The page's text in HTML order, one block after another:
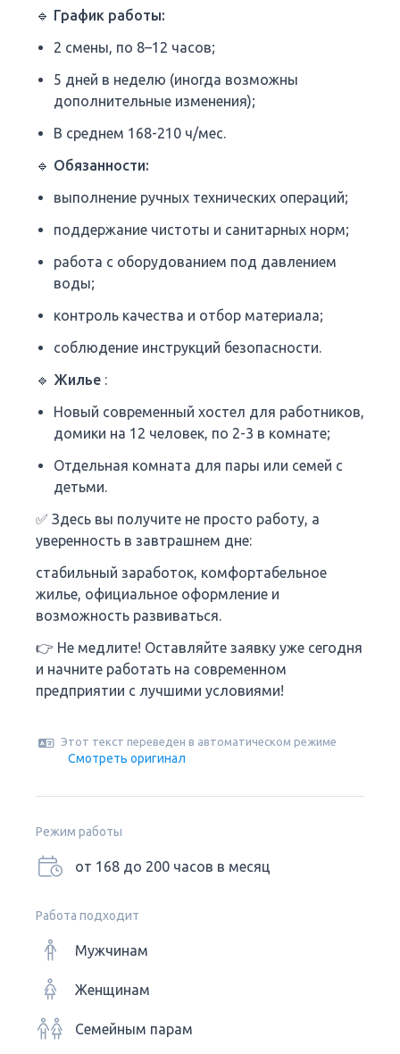
🔹 График работы:
2 смены, по 8–12 часов;
5 дней в неделю (иногда возможны
дополнительные изменения);
В среднем 168-210 ч/мес.
🔹 Обязанности:
выполнение ручных технических операций;
поддержание чистоты и санитарных норм;
работа с оборудованием под давлением
воды;
контроль качества и отбор материала;
соблюдение инструкций безопасности.
🔹 Жилье :
Новый современный хостел для работников,
домики на 12 человек, по 2-3 в комнате;
Отдельная комната для пары или семей с
детьми.
✅ Здесь вы получите не просто работу, а
уверенность в завтрашнем дне:
стабильный заработок, комфортабельное
жилье, официальное оформление и
возможность развиваться.
👉 Не медлите! Оставляйте заявку уже сегодня
и начните работать на современном
предприятии с лучшими условиями!
Этот текст переведен в автоматическом режиме
Смотреть оригинал
Режим работы
от 168 до 200 часов в месяц
Работа подходит
Мужчинам
Женщинам
Семейным парам